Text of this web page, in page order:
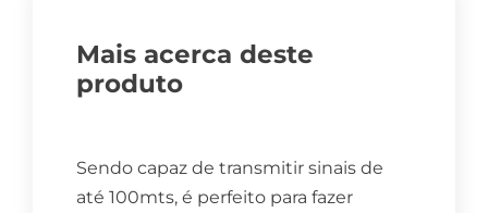
Mais acerca deste
produto
Sendo capaz de transmitir sinais de
até 100mts, é perfeito para fazer